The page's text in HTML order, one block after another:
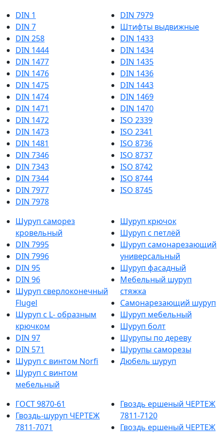
DIN 1
DIN 7
DIN 258
DIN 1444
DIN 1477
DIN 1476
DIN 1475
DIN 1474
DIN 1471
DIN 1472
DIN 1473
DIN 1481
DIN 7346
DIN 7343
DIN 7344
DIN 7977
DIN 7978
DIN 7979
Штифты выдвижные
DIN 1433
DIN 1434
DIN 1435
DIN 1436
DIN 1443
DIN 1469
DIN 1470
ISO 2339
ISO 2341
ISO 8736
ISO 8737
ISO 8742
ISO 8744
ISO 8745
Шуруп саморез
кровельный
DIN 7995
DIN 7996
DIN 95
DIN 96
Шуруп сверлоконечный
Flugel
Шуруп с L- образным
крючком
DIN 97
DIN 571
Шуруп с винтом Norfi
Шуруп с винтом
мебельный
Шуруп крючок
Шуруп с петлёй
Шуруп самонарезающий
универсальный
Шуруп фасадный
Мебельный шуруп
стяжка
Cамонарезающий шуруп
Шуруп мебельный
Шуруп болт
Шурупы по дереву
Шурупы саморезы
Дюбель шуруп
ГОСТ 9870-61
Гвоздь-шуруп ЧЕРТЕЖ
7811-7071
Гвоздь ершеный ЧЕРТЕЖ
7811-7120
Гвоздь ершеный ЧЕРТЕЖ